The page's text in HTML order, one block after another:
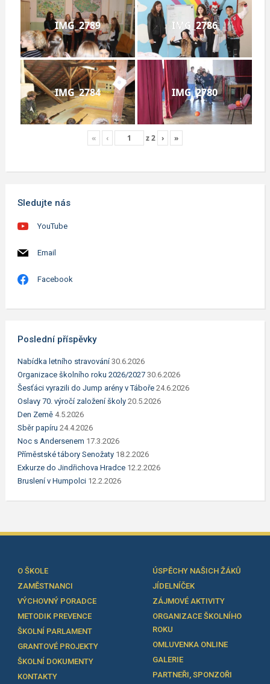
IMG_2789 IMG_2786
IMG_2784 IMG_2780
« ‹ z2 › »
Sledujte nás
YouTube
Email
Facebook
Poslední příspěvky
Nabídka letního stravování 30.6.2026
Organizace školního roku 2026/2027 30.6.2026
Šesťáci vyrazili do Jump arény v Táboře 24.6.2026
Oslavy 70. výročí založení školy 20.5.2026
Den Země 4.5.2026
Sběr papíru 24.4.2026
Noc s Andersenem 17.3.2026
Příměstské tábory Senožaty 18.2.2026
Exkurze do Jindřichova Hradce 12.2.2026
Bruslení v Humpolci 12.2.2026
O ŠKOLE
ZAMĚSTNANCI
VÝCHOVNÝ PORADCE
METODIK PREVENCE
ŠKOLNÍ PARLAMENT
GRANTOVÉ PROJEKTY
ŠKOLNÍ DOKUMENTY
KONTAKTY
ÚSPĚCHY NAŠICH ŽÁKŮ
JÍDELNÍČEK
ZÁJMOVÉ AKTIVITY
ORGANIZACE ŠKOLNÍHO
ROKU
OMLUVENKA ONLINE
GALERIE
PARTNEŘI, SPONZOŘI